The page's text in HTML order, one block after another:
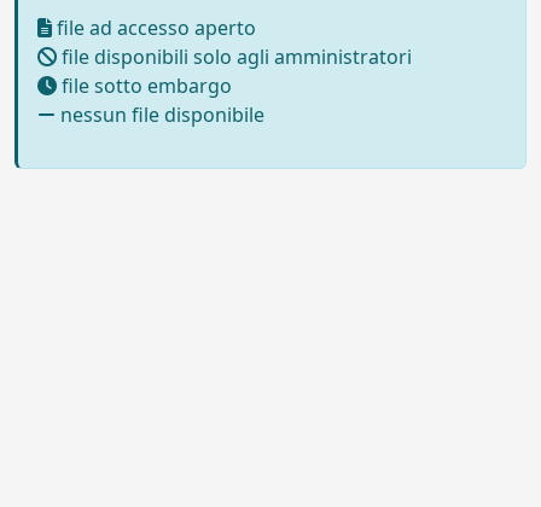
file ad accesso aperto
file disponibili solo agli amministratori
file sotto embargo
nessun file disponibile